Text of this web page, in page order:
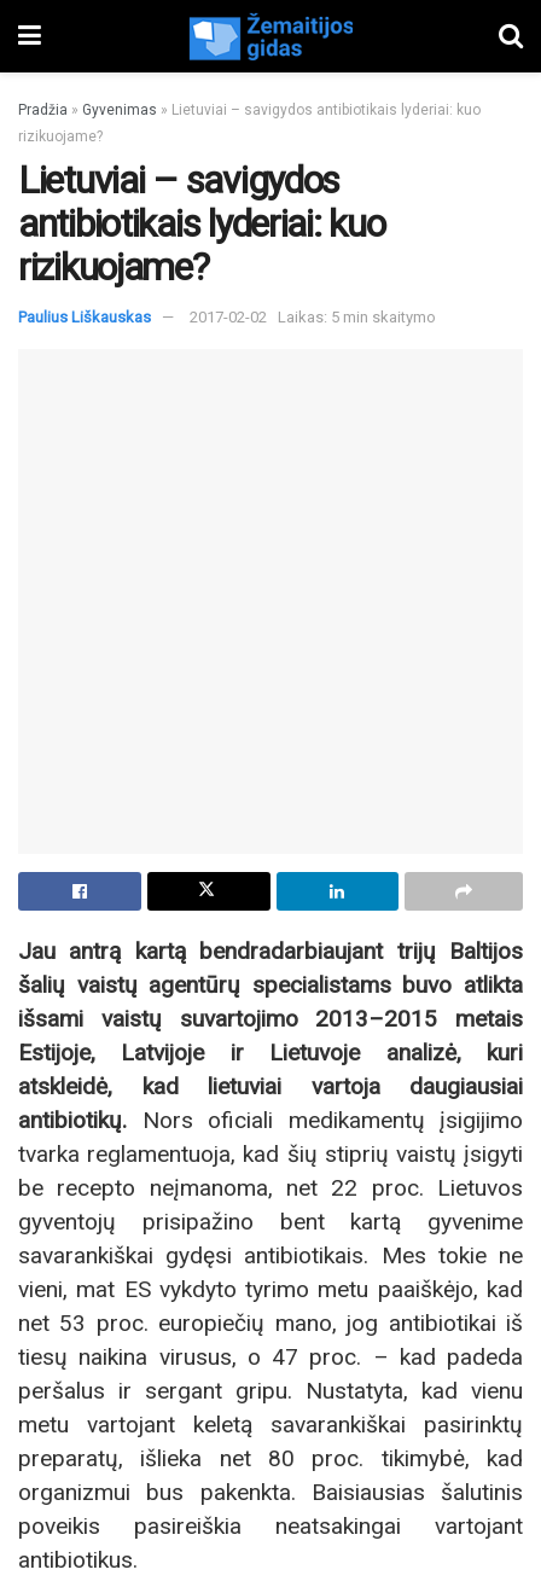
Pradžia » Gyvenimas » Lietuviai – savigydos antibiotikais lyderiai: kuo
rizikuojame?
Lietuviai – savigydos
antibiotikais lyderiai: kuo
rizikuojame?
Paulius Liškauskas 2017-02-02 Laikas: 5 min skaitymo
Jau antrą kartą bendradarbiaujant trijų Baltijos
šalių vaistų agentūrų specialistams buvo atlikta
išsami vaistų suvartojimo 2013–2015 metais
Estijoje, Latvijoje ir Lietuvoje analizė, kuri
atskleidė, kad lietuviai vartoja daugiausiai
antibiotikų. Nors oficiali medikamentų įsigijimo
tvarka reglamentuoja, kad šių stiprių vaistų įsigyti
be recepto neįmanoma, net 22 proc. Lietuvos
gyventojų prisipažino bent kartą gyvenime
savarankiškai gydęsi antibiotikais. Mes tokie ne
vieni, mat ES vykdyto tyrimo metu paaiškėjo, kad
net 53 proc. europiečių mano, jog antibiotikai iš
tiesų naikina virusus, o 47 proc. – kad padeda
peršalus ir sergant gripu. Nustatyta, kad vienu
metu vartojant keletą savarankiškai pasirinktų
preparatų, išlieka net 80 proc. tikimybė, kad
organizmui bus pakenkta. Baisiausias šalutinis
poveikis pasireiškia neatsakingai vartojant
antibiotikus.